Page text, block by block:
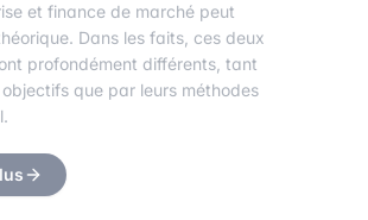
et finance de marché peut
Dans les faits, ces deux
profondément différents, tant
que par leurs méthodes